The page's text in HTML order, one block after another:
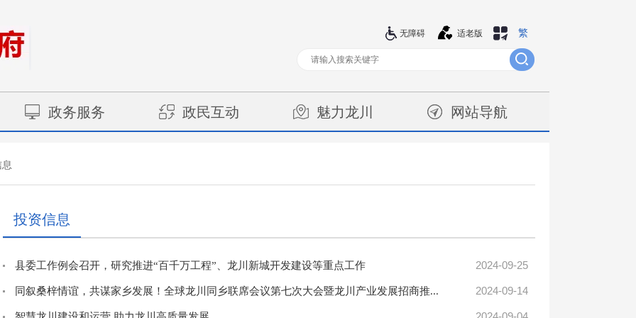
繁
适老版
无障碍
政务服务 政民互动 魅力龙川 网站导航
投资信息
县委工作例会召开，研究推进“百千万工程”、龙川新城开发建设等重点工作 2024-09-25
同叙桑梓情谊，共谋家乡发展！全球龙川同乡联席会议第七次大会暨龙川产业发展招商推... 2024-09-14